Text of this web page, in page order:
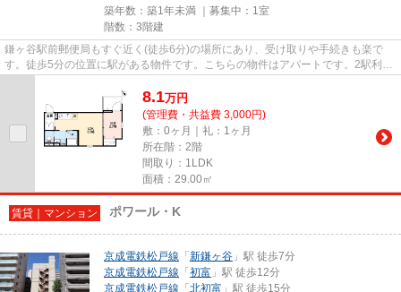
築年数：築1年未満 ｜募集中： 1室
階数：3階建
鎌ヶ谷駅前郵便局もすぐ近く(徒歩6分)の場所にあり、受け取りや手続きも楽で
す。徒歩5分の位置に駅がある物件です。こちらの物件はアパートです。2駅利用
8.1万円
(管理費・共益費 3,000円)
敷：0ヶ月｜礼：1ヶ月
所在階：2階
間取り：1LDK
面積：29.00㎡
賃貸｜マンション ポワール・K
京成電鉄松戸線 「 新鎌ヶ谷 」駅 徒歩7分
京成電鉄松戸線 「 初富 」駅 徒歩12分
京成電鉄松戸線 「 北初富 」駅 徒歩15分